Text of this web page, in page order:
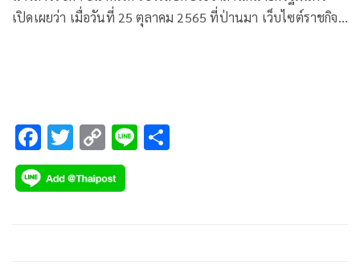
เปิดเผยว่า เมื่อวันที่ 25 ตุลาคม 2565 ที่ป่านมา เว็บไซต์ราชกิจ
F
ac
e
T
wi
tt
C
o
p
Li